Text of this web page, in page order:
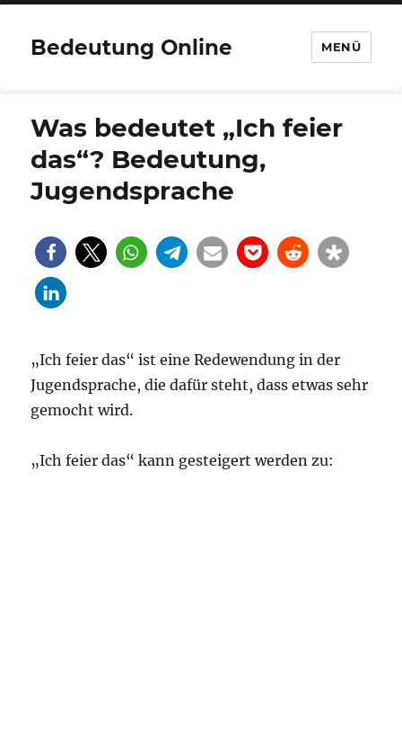
Bedeutung Online MENÜ
Was bedeutet „Ich feier
das“? Bedeutung,
Jugendsprache
„Ich feier das“ ist eine Redewendung in der
Jugendsprache, die dafür steht, dass etwas sehr
gemocht wird.
„Ich feier das“ kann gesteigert werden zu: